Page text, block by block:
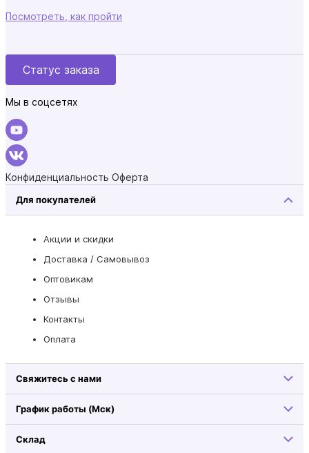
Посмотреть, как пройти
Статус заказа
Мы в соцсетях
Конфиденциальность Оферта
Для покупателей
Акции и скидки
Доставка / Самовывоз
Оптовикам
Отзывы
Контакты
Оплата
Свяжитесь с нами
График работы (Мск)
Склад